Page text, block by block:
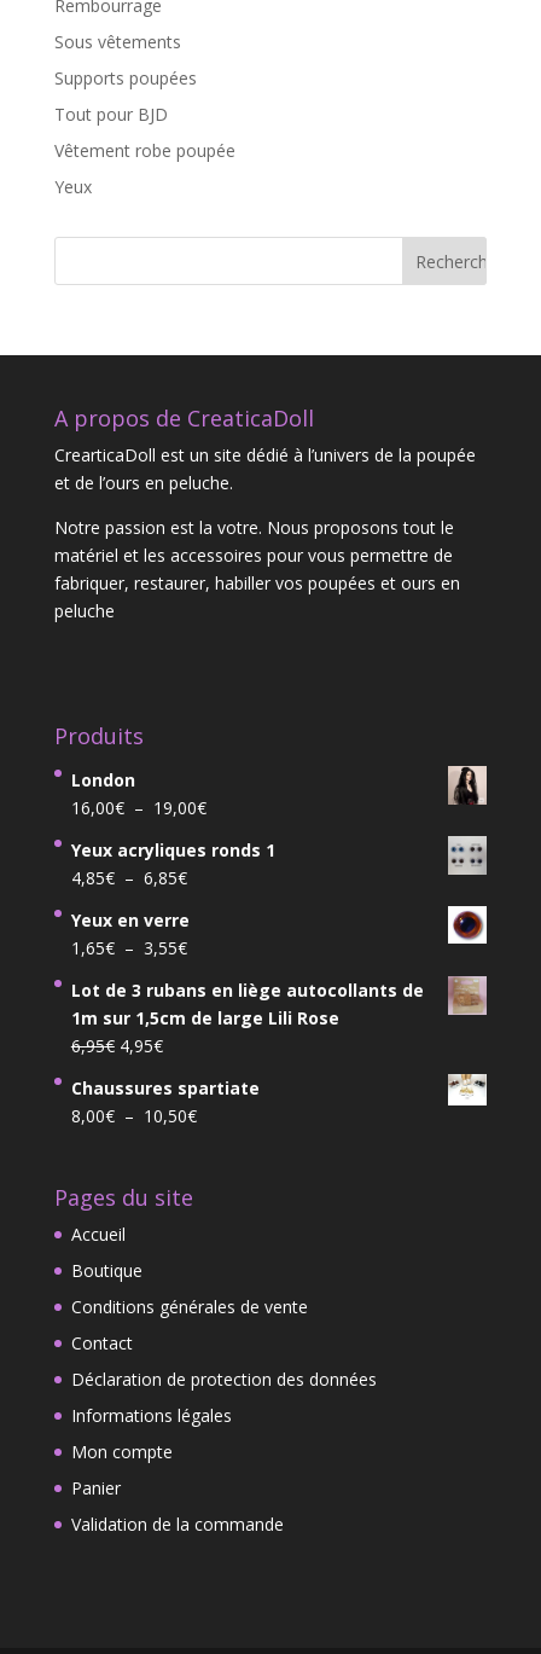
Rembourrage
Sous vêtements
Supports poupées
Tout pour BJD
Vêtement robe poupée
Yeux
A propos de CreaticaDoll
CrearticaDoll est un site dédié à l’univers de la poupée
et de l’ours en peluche.
Notre passion est la votre. Nous proposons tout le
matériel et les accessoires pour vous permettre de
fabriquer, restaurer, habiller vos poupées et ours en
peluche
Produits
London
16,00€ – 19,00€Plage
prix :
Yeux acryliques ronds 1
4,85€ – 6,85€Plage
prix :
4,85€
à
6,85€
Yeux en verre
1,65€ – 3,55€Plage
prix :
1,65€
3,55€
Lot de 3 rubans en liège autocollants de
1m sur 1,5cm de large Lili Rose
6,95€ Le
initial
était :
4,95€Le
actuel
est :
Chaussures spartiate
8,00€ – 10,50€Plage
Pages du site
Accueil
Boutique
Conditions générales de vente
Contact
Déclaration de protection des données
Informations légales
Mon compte
Panier
Validation de la commande